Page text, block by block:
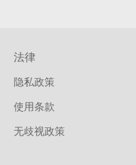
法律
隐私政策
使用条款
无歧视政策